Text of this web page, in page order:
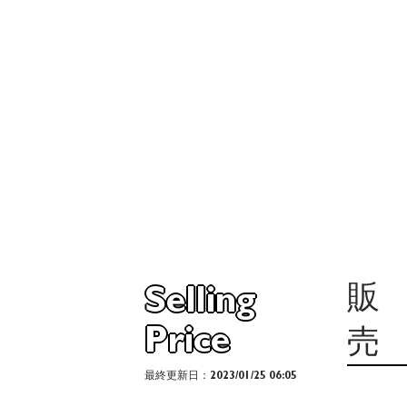
Selling
Price
販
売
最終更新日：2023/01/25 06:05